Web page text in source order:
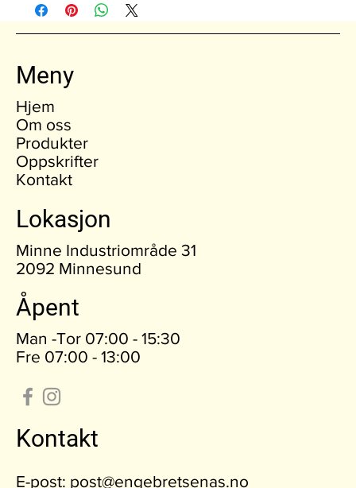
Meny
Hjem
Om oss
Produkter
Oppskrifter
Kontakt
Lokasjon
Minne Industriområde 31
2092 Minnesund
Åpent
Man -Tor 07:00 - 15:30
Fre 07:00 - 13:00
Kontakt
E-post: post@engebretsenas.no